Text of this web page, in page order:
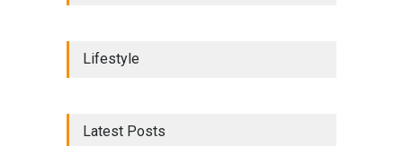
Lifestyle
Latest Posts